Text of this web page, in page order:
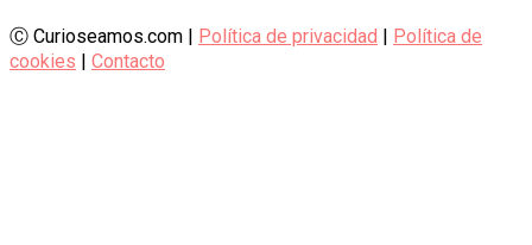
Ⓒ Curioseamos.com | Política de privacidad
Política de
cookies
Contacto